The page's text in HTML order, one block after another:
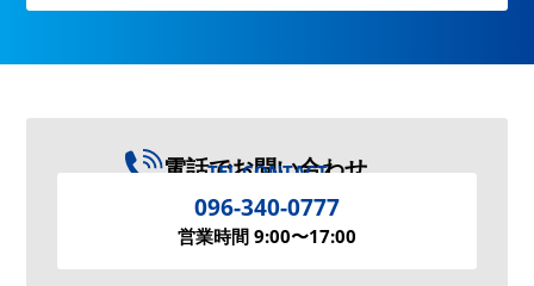
電話でお問い合わせ
TEL CONTACT
096-340-0777
営業時間 9:00〜17:00